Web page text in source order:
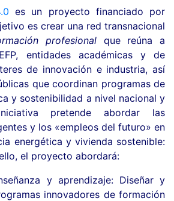
es un proyecto financiado por
es crear una red transnacional
profesional que reúna a
entidades académicas y de
de innovación e industria, así
que coordinan programas de
y sostenibilidad a nivel nacional y
pretende abordar las
y los «empleos del futuro» en
energética y vivienda sostenible:
el proyecto abordará:
y aprendizaje: Diseñar y
innovadores de formación